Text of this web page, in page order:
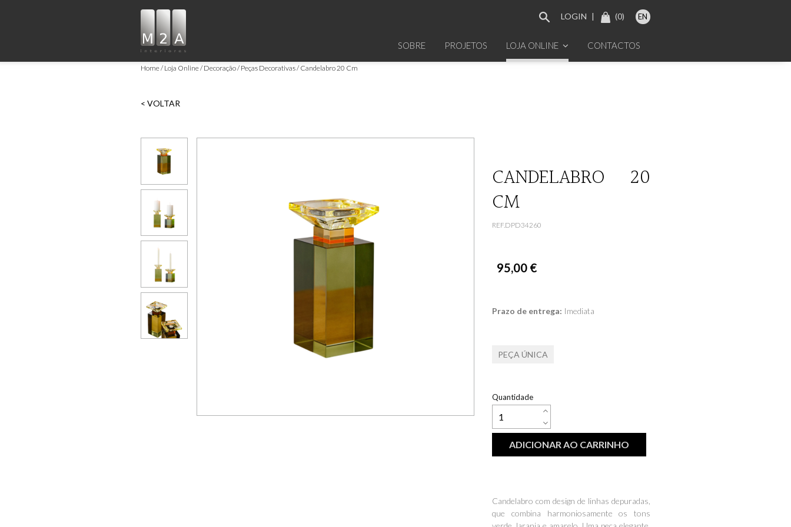
LOGIN | (0) EN
SOBRE PROJETOS LOJA ONLINE CONTACTOS
Home Loja Online Decoração Peças Decorativas Candelabro 20 Cm
< VOLTAR
CANDELABRO 20
CM
REF.DPD34260
95,00 €
Prazo de entrega: Imediata
PEÇA ÚNICA
Quantidade
ADICIONAR AO CARRINHO
Candelabro com design de linhas depuradas,
que combina harmoniosamente os tons